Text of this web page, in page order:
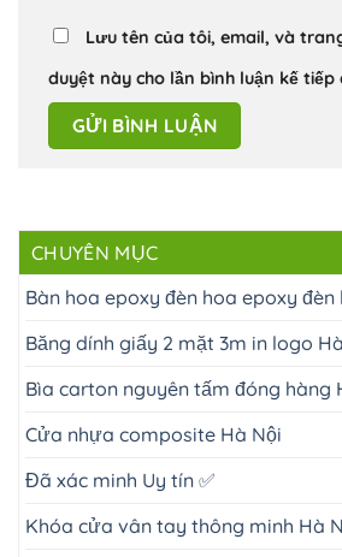
Lưu tên của tôi, email, và
duyệt này cho lần bình luận kế tiếp
CHUYÊN MỤC
Bàn hoa epoxy đèn hoa epoxy
Băng dính giấy 2 mặt 3m in logo
Bìa carton nguyên tấm đóng hàng
Cửa nhựa composite Hà Nội
Đã xác minh Uy tín ✅
Khóa cửa vân tay thông minh Hà